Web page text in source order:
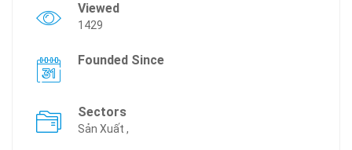
Viewed
1429
Founded Since
Sectors
Sản Xuất ,